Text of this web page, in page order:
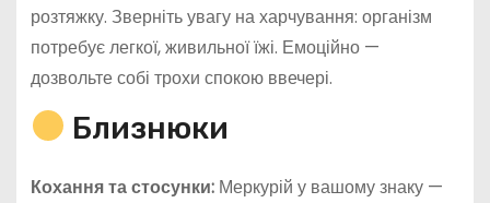
розтяжку. Зверніть увагу на харчування: організм
потребує легкої, живильної їжі. Емоційно —
дозвольте собі трохи спокою ввечері.
Близнюки
Кохання та стосунки:Меркурій у вашому знаку —